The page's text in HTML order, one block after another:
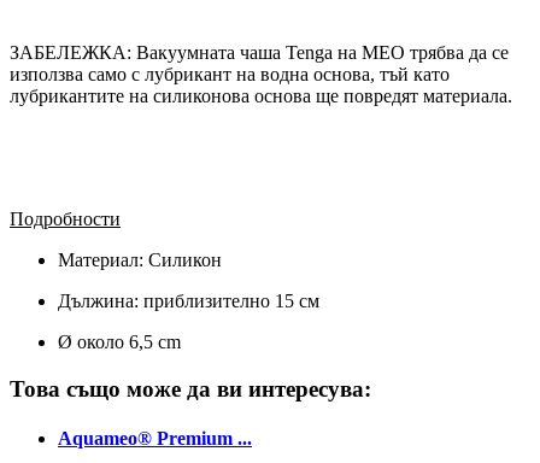
ЗАБЕЛЕЖКА: Вакуумната чаша Tenga на MEO трябва да се
използва само с лубрикант на водна основа, тъй като
лубрикантите на силиконова основа ще повредят материала.
Подробности
Материал: Силикон
Дължина: приблизително 15 см
Ø около 6,5 cm
Това също може да ви интересува:
Aquameo® Premium ...